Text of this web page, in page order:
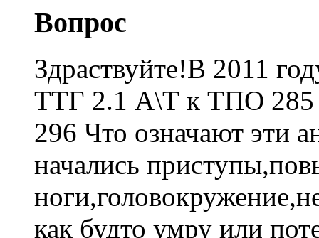
Вопрос
Здраствуйте!В 2011
ТТГ 2.1 А\Т к ТПО 285
296 Что означают эти
начались
как будто умру или